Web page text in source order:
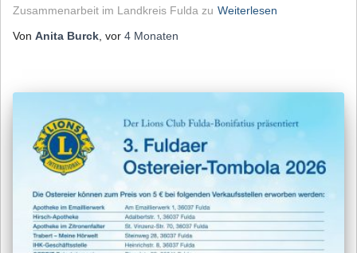
Zusammenarbeit im Landkreis Fulda zu Weiterlesen
Von Anita Burck , vor 4 Monaten